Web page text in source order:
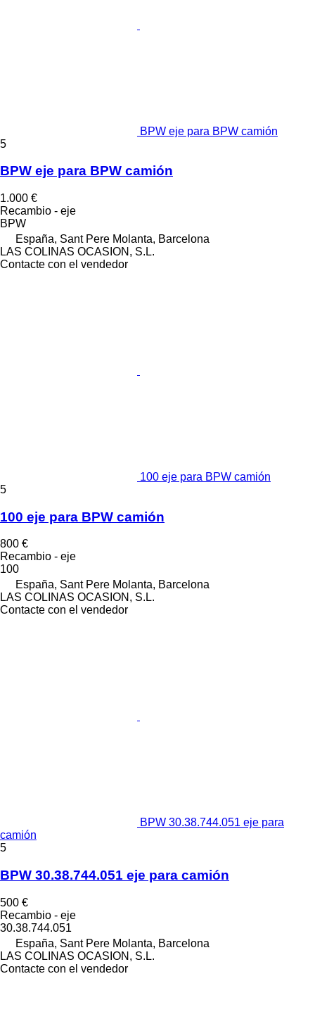
BPW eje para BPW camión
5
BPW eje para BPW camión
1.000 €
Recambio - eje
BPW
España, Sant Pere Molanta, Barcelona
LAS COLINAS OCASION, S.L.
Contacte con el vendedor
100 eje para BPW camión
5
100 eje para BPW camión
800 €
Recambio - eje
100
España, Sant Pere Molanta, Barcelona
LAS COLINAS OCASION, S.L.
Contacte con el vendedor
BPW 30.38.744.051 eje para
camión
5
BPW 30.38.744.051 eje para camión
500 €
Recambio - eje
30.38.744.051
España, Sant Pere Molanta, Barcelona
LAS COLINAS OCASION, S.L.
Contacte con el vendedor